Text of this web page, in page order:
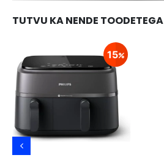
TUTVU KA NENDE TOODETEGA
15